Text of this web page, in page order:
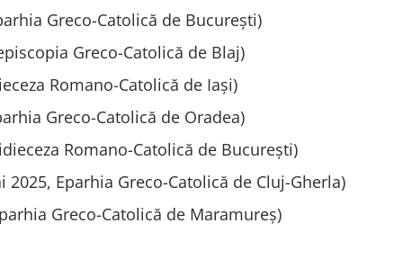
Greco-Catolică de București)
Greco-Catolică de Blaj)
Romano-Catolică de Iași)
Greco-Catolică de Oradea)
Romano-Catolică de București)
Eparhia Greco-Catolică de Cluj-Gherla)
Greco-Catolică de Maramureș)